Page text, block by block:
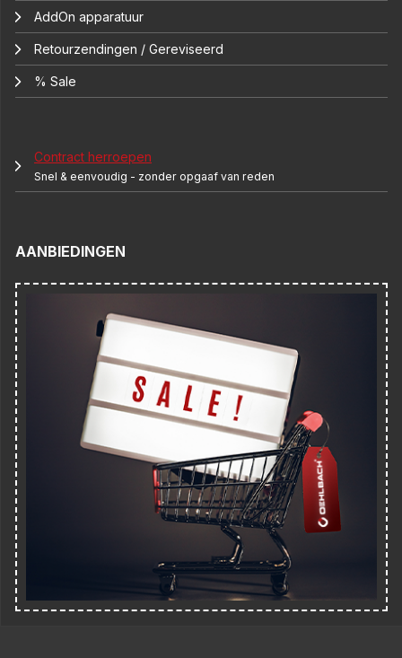
AddOn apparatuur
Retourzendingen / Gereviseerd
% Sale
Contract herroepen
Snel & eenvoudig - zonder opgaaf van reden
AANBIEDINGEN